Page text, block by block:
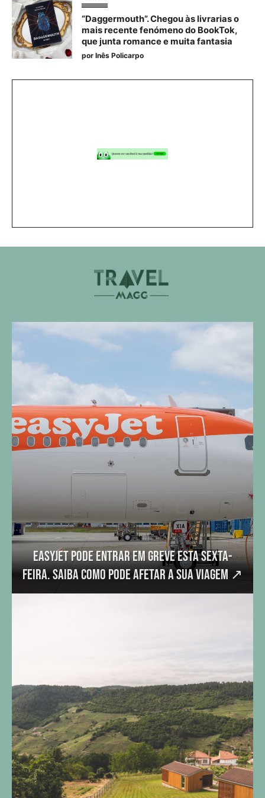
“Daggermouth”. Chegou às livrarias o
mais recente fenómeno do BookTok,
que junta romance e muita fantasia
por Inês Policarpo
easyJet pode entrar em greve esta sexta-
feira. Saiba como pode afetar a sua viagem ↗